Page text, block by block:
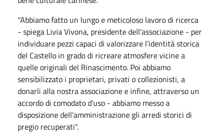
"Abbiamo fatto un lungo e meticoloso lavoro di ricerca
- spiega Livia Vivona, presidente dell'associazione - per
individuare pezzi capaci di valorizzare l’identità storica
del Castello in grado di ricreare atmosfere vicine a
quelle originali del Rinascimento. Poi abbiamo
sensibilizzato i proprietari, privati o collezionisti, a
donarli alla nostra associazione e infine, attraverso un
accordo di comodato d'uso - abbiamo messo a
disposizione dell'amministrazione gli arredi storici di
pregio recuperati".